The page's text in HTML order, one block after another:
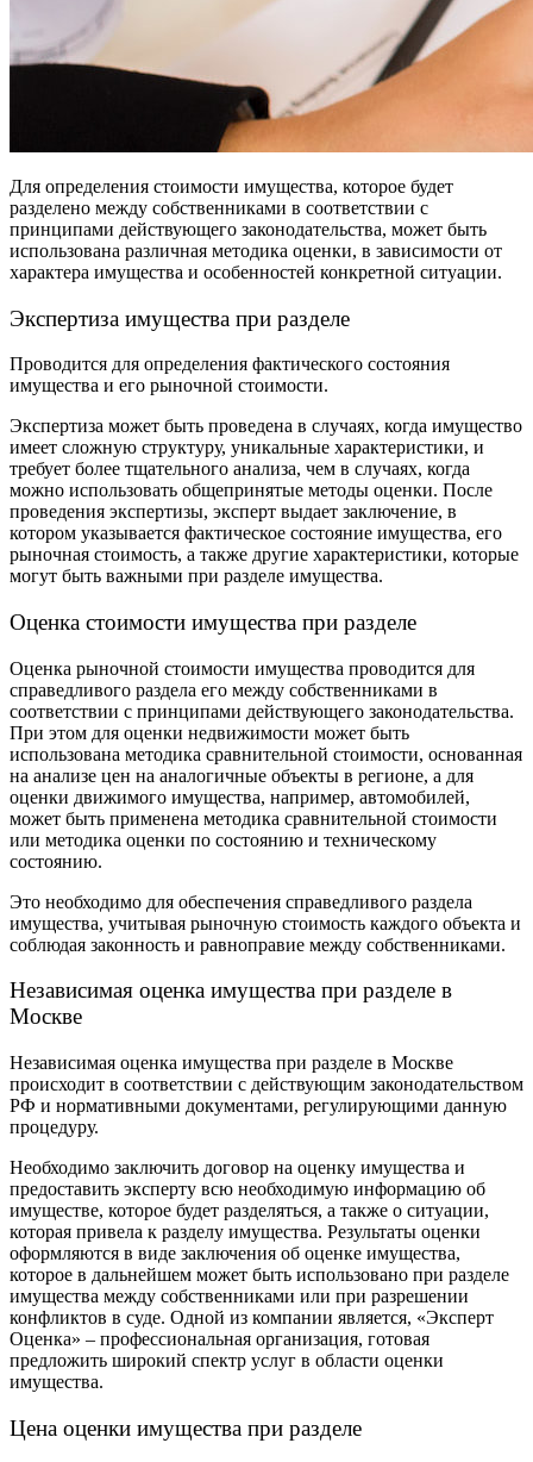
Для определения стоимости имущества, которое будет
разделено между собственниками в соответствии с
принципами действующего законодательства, может быть
использована различная методика оценки, в зависимости от
характера имущества и особенностей конкретной ситуации.
Экспертиза имущества при разделе
Проводится для определения фактического состояния
имущества и его рыночной стоимости.
Экспертиза может быть проведена в случаях, когда имущество
имеет сложную структуру, уникальные характеристики, и
требует более тщательного анализа, чем в случаях, когда
можно использовать общепринятые методы оценки. После
проведения экспертизы, эксперт выдает заключение, в
котором указывается фактическое состояние имущества, его
рыночная стоимость, а также другие характеристики, которые
могут быть важными при разделе имущества.
Оценка стоимости имущества при разделе
Оценка рыночной стоимости имущества проводится для
справедливого раздела его между собственниками в
соответствии с принципами действующего законодательства.
При этом для оценки недвижимости может быть
использована методика сравнительной стоимости, основанная
на анализе цен на аналогичные объекты в регионе, а для
оценки движимого имущества, например, автомобилей,
может быть применена методика сравнительной стоимости
или методика оценки по состоянию и техническому
состоянию.
Это необходимо для обеспечения справедливого раздела
имущества, учитывая рыночную стоимость каждого объекта и
соблюдая законность и равноправие между собственниками.
Независимая оценка имущества при разделе в
Москве
Независимая оценка имущества при разделе в Москве
происходит в соответствии с действующим законодательством
РФ и нормативными документами, регулирующими данную
процедуру.
Необходимо заключить договор на оценку имущества и
предоставить эксперту всю необходимую информацию об
имуществе, которое будет разделяться, а также о ситуации,
которая привела к разделу имущества. Результаты оценки
оформляются в виде заключения об оценке имущества,
которое в дальнейшем может быть использовано при разделе
имущества между собственниками или при разрешении
конфликтов в суде. Одной из компании является, «Эксперт
Оценка» – профессиональная организация, готовая
предложить широкий спектр услуг в области оценки
имущества.
Цена оценки имущества при разделе